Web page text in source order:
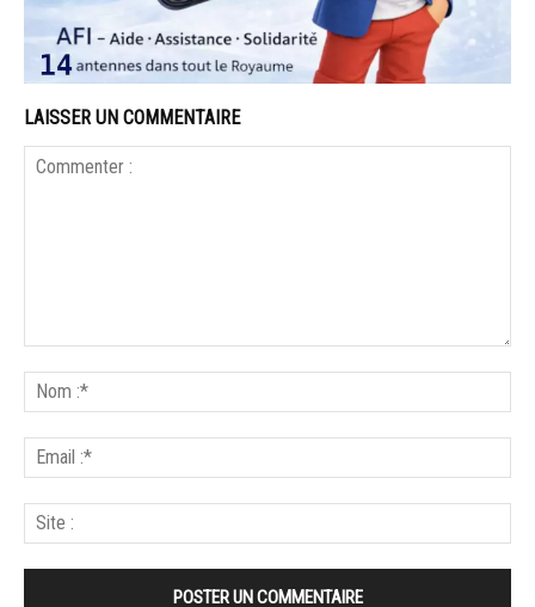
LAISSER UN COMMENTAIRE